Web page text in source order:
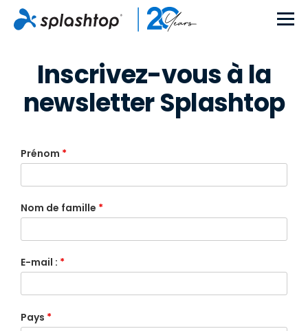
Inscrivez-vous à la
newsletter Splashtop
Prénom *
Nom de famille *
E-mail : *
Pays *